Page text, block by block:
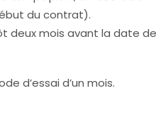
du contrat).
deux mois avant la date
d’essai d’un mois.